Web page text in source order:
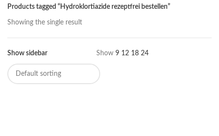
Products tagged “Hydroklortiazide rezeptfrei bestellen”
Showing the single result
Show sidebar Show 9 12 18 24